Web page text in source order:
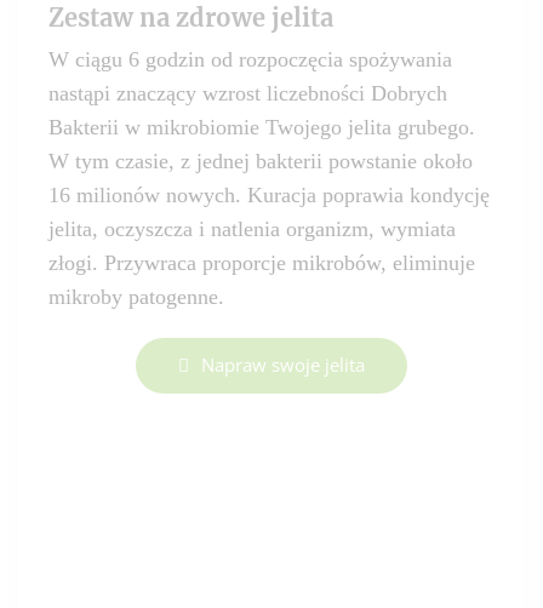
Zestaw na zdrowe jelita
W ciągu 6 godzin od rozpoczęcia spożywania
nastąpi znaczący wzrost liczebności Dobrych
Bakterii w mikrobiomie Twojego jelita grubego.
W tym czasie, z jednej bakterii powstanie około
16 milionów nowych. Kuracja poprawia kondycję
jelita, oczyszcza i natlenia organizm, wymiata
złogi. Przywraca proporcje mikrobów, eliminuje
mikroby patogenne.
Napraw swoje jelita